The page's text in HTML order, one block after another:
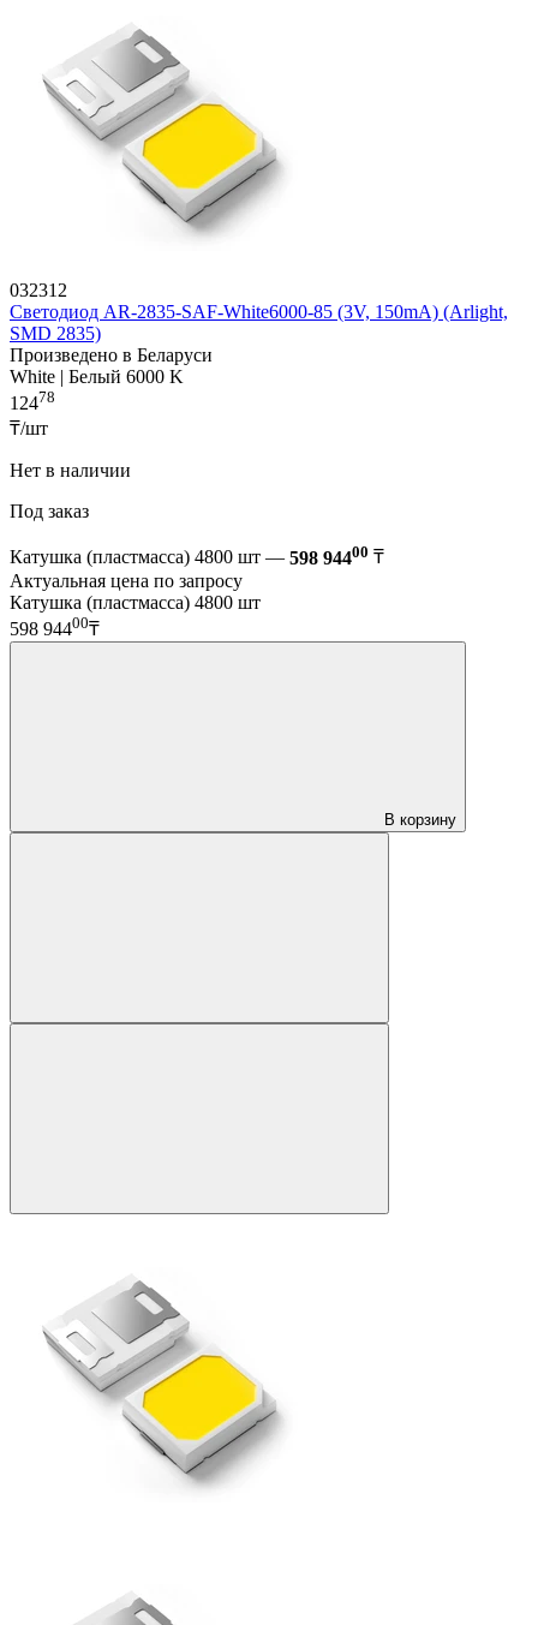
032312
Светодиод AR-2835-SAF-White6000-85 (3V, 150mA) (Arlight,
SMD 2835)
Произведено в Беларуси
White | Белый 6000 K
12478
₸/шт
Нет в наличии
Под заказ
Катушка (пластмасса) 4800 шт — 598 94400 ₸
Актуальная цена по запросу
Катушка (пластмасса) 4800 шт
598 94400₸
В корзину